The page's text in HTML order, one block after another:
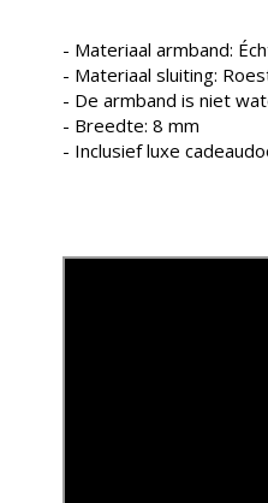
- Materiaal armband:
- Materiaal sluiting:
- De armband is niet
- Breedte: 8 mm
- Inclusief luxe